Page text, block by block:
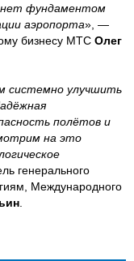
фундаментом
аэропорта», —
бизнесу МТС Олег
системно улучшить
полётов и
на это
генерального
Международного